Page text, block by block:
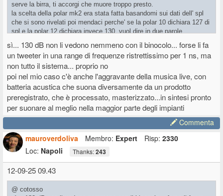
serve la birra, ti accorgi che muore troppo presto.
la scelta della polar mk2 era stata fatta basandomi sui dati dell' spl
che si sono rivelati poi mendaci perche' se la polar 10 dichiara 127 di
spl e la polar 12 dichiara invece 130, vuol dire in due parole
sì... 130 dB non li vedono nemmeno con il binocolo... forse li fa
un tweeter in una range di frequenze ristrettissimo per 1 ns, ma
non tutto il sistema... proprio no
poi nel mio caso c'è anche l'aggravante della musica live, con
batteria acustica che suona diversamente da un prodotto
preregistrato, che è processato, masterizzato...in sintesi pronto
per suonare al meglio nella maggior parte degli impianti
Commenta
mauroverdoliva
Membro: Expert Risp: 2330
Loc: Napoli Thanks:243
12-09-25 09.43
@ cotosso